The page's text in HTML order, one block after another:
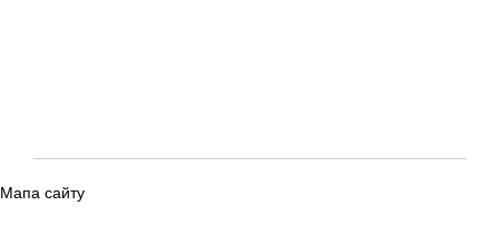
Мапа сайту